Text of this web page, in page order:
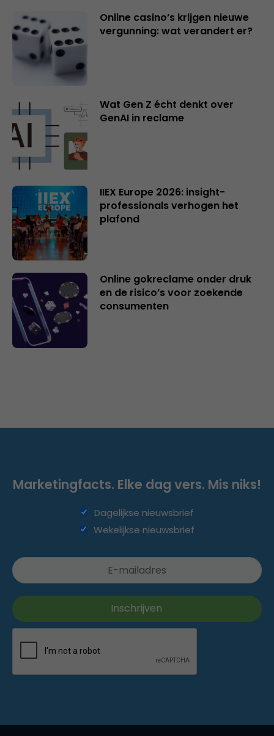
Online casino’s krijgen nieuwe
vergunning: wat verandert er?
Wat Gen Z écht denkt over
GenAI in reclame
IIEX Europe 2026: insight-
professionals verhogen het
plafond
Online gokreclame onder druk
en de risico’s voor zoekende
consumenten
Marketingfacts. Elke dag vers. Mis niks!
Dagelijkse nieuwsbrief
Wekelijkse nieuwsbrief